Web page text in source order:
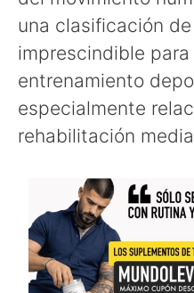
una clasificación
imprescindible
entrenamiento
especialmente
rehabilitación